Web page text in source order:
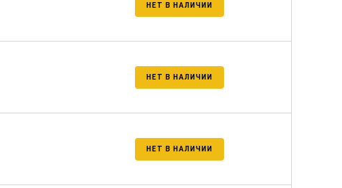
НЕТ В НАЛИЧИИ
НЕТ В НАЛИЧИИ
НЕТ В НАЛИЧИИ